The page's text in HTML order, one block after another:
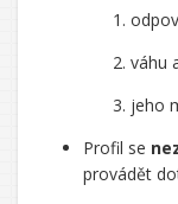
váhu
jeho
Profil se
provádět